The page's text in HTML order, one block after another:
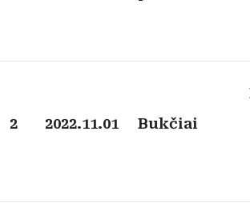
2 2022.11.01 Bukčiai